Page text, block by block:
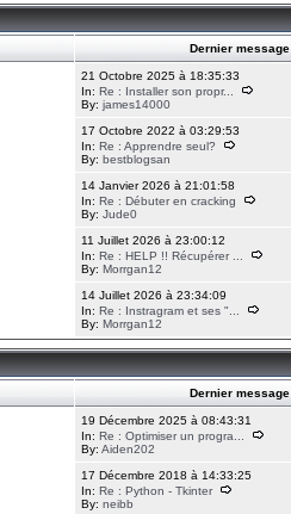
Dernier message
21 Octobre 2025 à 18:35:33
In: Re : Installer son propr...
By: james14000
17 Octobre 2022 à 03:29:53
In: Re : Apprendre seul?
By: bestblogsan
14 Janvier 2026 à 21:01:58
In: Re : Débuter en cracking
By: Jude0
11 Juillet 2026 à 23:00:12
In: Re : HELP !! Récupérer ...
By: Morrgan12
14 Juillet 2026 à 23:34:09
In: Re : Instragram et ses "...
By: Morrgan12
Dernier message
19 Décembre 2025 à 08:43:31
In: Re : Optimiser un progra...
By: Aiden202
17 Décembre 2018 à 14:33:25
In: Re : Python - Tkinter
By: neibb